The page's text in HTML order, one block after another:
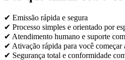
✔ Emissão rápida e segura
✔ Processo simples e orientado por
✔ Atendimento humano e suporte
✔ Ativação rápida para você começar
✔ Segurança total e conformidade